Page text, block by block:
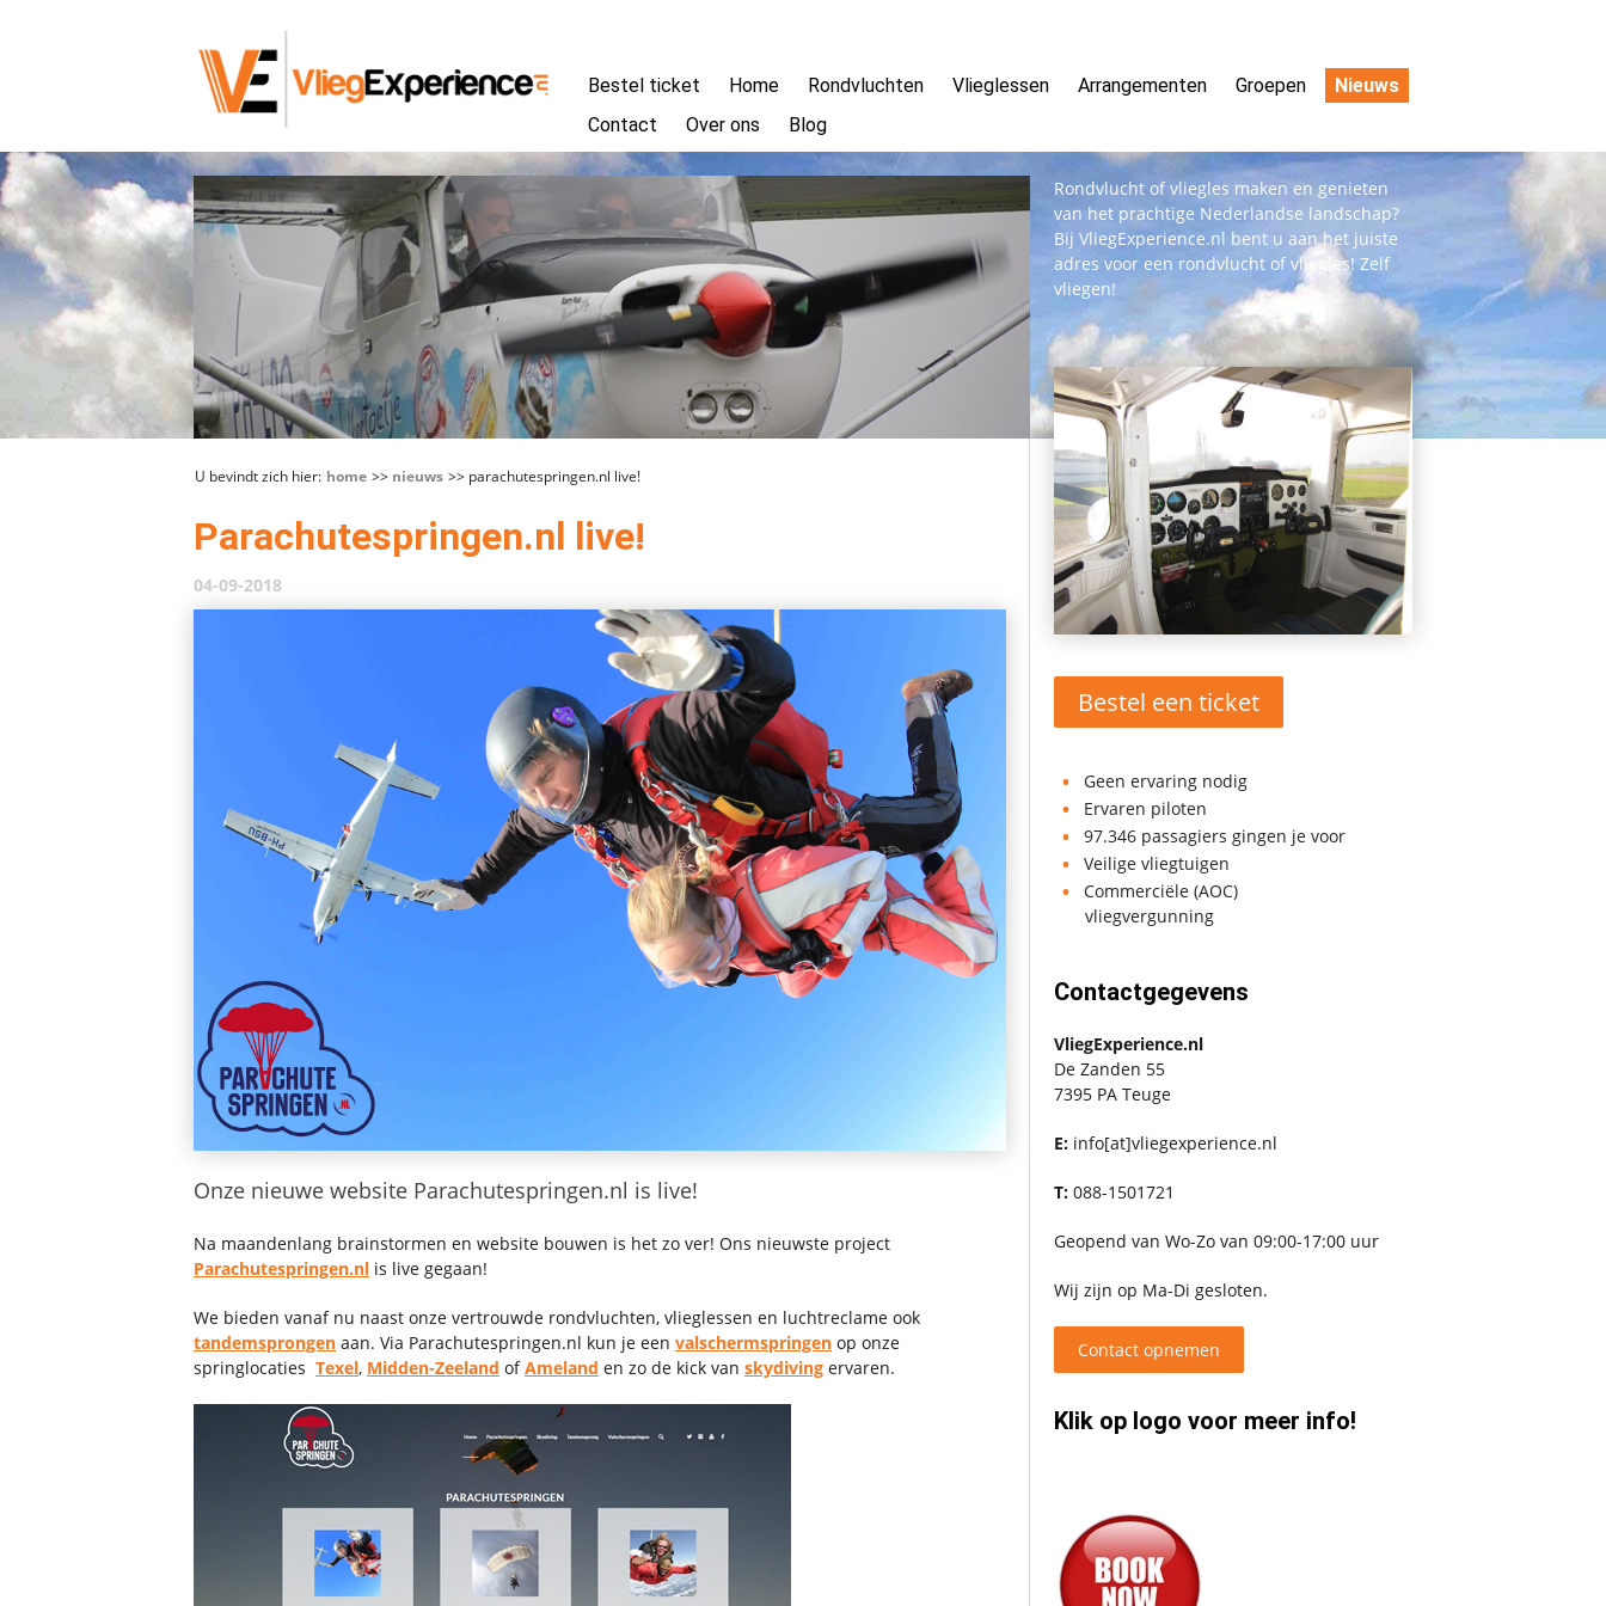
Bestel ticket Home Rondvluchten Vlieglessen Arrangementen Groepen
Nieuws
Contact
Over ons Blog
Rondvlucht of vliegles maken en genieten
van het prachtige Nederlandse landschap?
Bij VliegExperience.nl bent u aan het juiste
adres voor een rondvlucht of vliegles! Zelf
vliegen!
U bevindt zich hier: home >> nieuws >> parachutespringen.nl live!
Parachutespringen.nl live!
04-09-2018
Onze nieuwe website Parachutespringen.nl is live!
Na maandenlang brainstormen en website bouwen is het zo ver! Ons nieuwste project
Parachutespringen.nl is live gegaan!
We bieden vanaf nu naast onze vertrouwde rondvluchten, vlieglessen en luchtreclame ook
tandemsprongen aan. Via Parachutespringen.nl kun je een valschermspringen op onze
springlocaties Texel, Midden-Zeeland ofAmeland en zo de kick van skydiving ervaren.
Bestel een ticket
Geen ervaring nodig
Ervaren piloten
97.346 passagiers gingen je voor
Veilige vliegtuigen
Commerciële (AOC)
vliegvergunning
Contactgegevens
VliegExperience.nl
De Zanden 55
7395 PA Teuge
E: info[at]vliegexperience.nl
T: 088-1501721
Geopend van Wo-Zo van 09:00-17:00 uur
Wij zijn op Ma-Di gesloten.
Contact opnemen
Klik op logo voor meer info!